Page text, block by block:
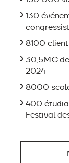
130
8100
30,5M€
2024
8000
400
Festival